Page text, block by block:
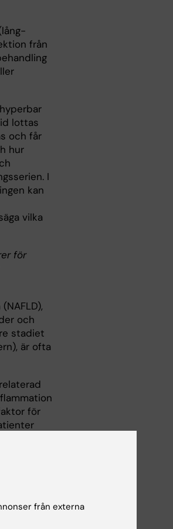
från
lottas
och får
hur
I
kan
vilka
för
och
stadiet
är ofta
för
tidig
Vi
från externa